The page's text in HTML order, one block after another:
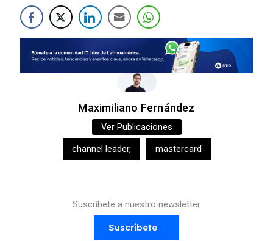
Maximiliano Fernández
Ver Publicaciones
channel leader, mastercard
Suscríbete a nuestro newsletter
Suscríbete